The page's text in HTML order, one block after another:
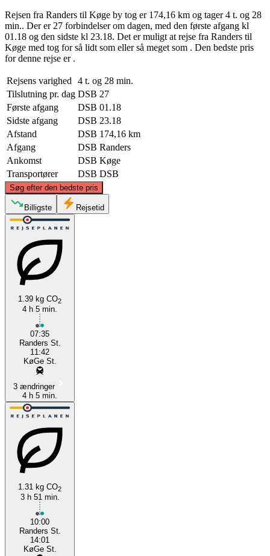
Rejsen fra Randers til Køge by tog er 174,16 km og tager 4 t. og 28
min.. Der er 27 forbindelser om dagen, med den første afgang kl
01.18 og den sidste kl 23.18. Det er muligt at rejse fra Randers til
Køge med tog for så lidt som eller så meget som . Den bedste pris
for denne rejse er .
Rejsens varighed
4 t. og 28 min.
Tilslutning pr. dag DSB 27
Første afgang
DSB 01.18
Sidste afgang
DSB 23.18
Afstand
DSB 174,16 km
Afgang
DSB Randers
Ankomst
DSB Køge
Transportører
DSB DSB
Søg efter den bedste pris
Randers
Billigste Rejsetid
1.39 kg CO2
4 h 5 min.
07:35
Randers St.
11:42
KøGe St.
3 ændringer
4 h 5 min.
1.31 kg CO2
3 h 51 min.
10:00
Randers St.
14:01
KøGe St.